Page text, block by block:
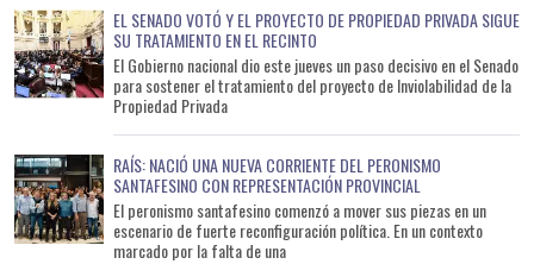
EL SENADO VOTÓ Y EL PROYECTO DE PROPIEDAD PRIVADA SIGUE
SU TRATAMIENTO EN EL RECINTO
El Gobierno nacional dio este jueves un paso decisivo en el Senado
para sostener el tratamiento del proyecto de Inviolabilidad de la
Propiedad Privada
RAÍS: NACIÓ UNA NUEVA CORRIENTE DEL PERONISMO
SANTAFESINO CON REPRESENTACIÓN PROVINCIAL
El peronismo santafesino comenzó a mover sus piezas en un
escenario de fuerte reconfiguración política. En un contexto
marcado por la falta de una